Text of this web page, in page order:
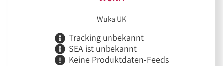
Wuka UK
Tracking unbekannt
SEA ist unbekannt
Keine Produktdaten-Feeds